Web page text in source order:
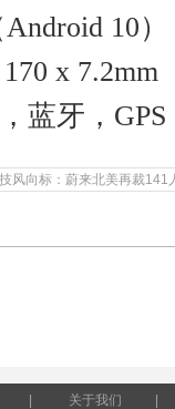
Android 10）
x 7.2mm
，蓝牙，GPS
风向标：蔚来北美再裁141
关于我们